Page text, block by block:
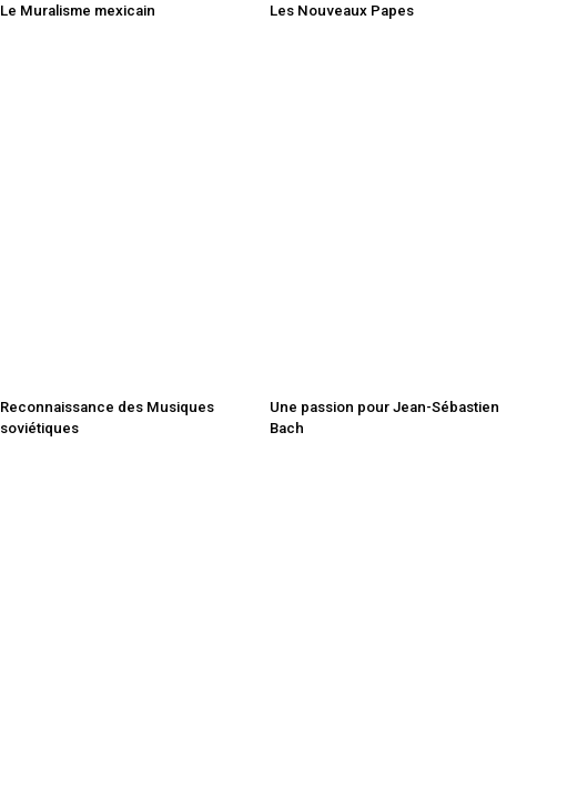
Le Muralisme mexicain Les Nouveaux Papes
Reconnaissance des Musiques
soviétiques
Une passion pour Jean-Sébastien
Bach